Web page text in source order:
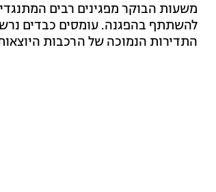
משעות הבוקר מפגינים רבים
להשתתף בהפגנה. עומסים כבדים
התדירות הנמוכה של הרכבות